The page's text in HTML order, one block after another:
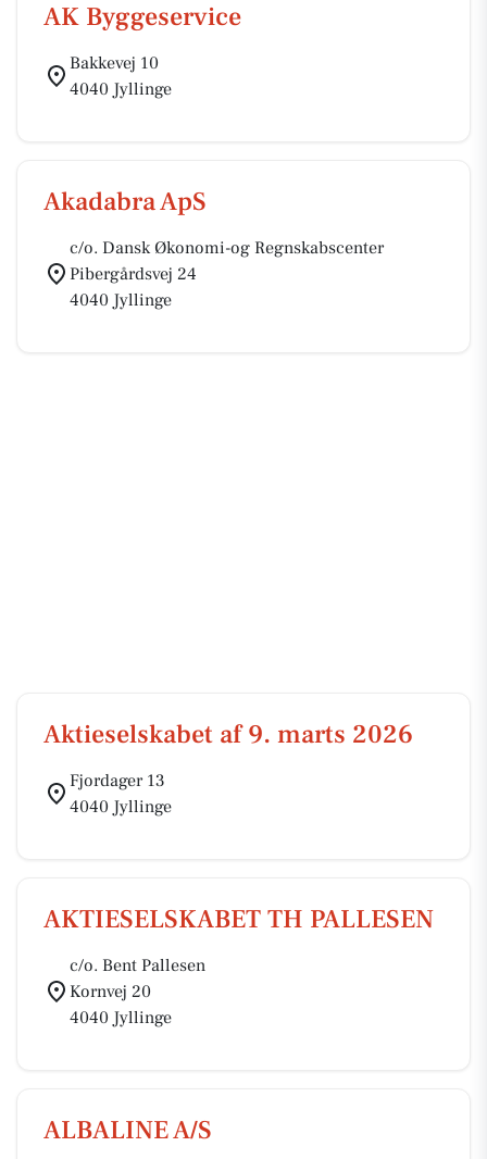
AK Byggeservice
Bakkevej 10
4040 Jyllinge
Akadabra ApS
c/o. Dansk Økonomi-og Regnskabscenter
Pibergårdsvej 24
4040 Jyllinge
Aktieselskabet af 9. marts 2026
Fjordager 13
4040 Jyllinge
AKTIESELSKABET TH PALLESEN
c/o. Bent Pallesen
Kornvej 20
4040 Jyllinge
ALBALINE A/S